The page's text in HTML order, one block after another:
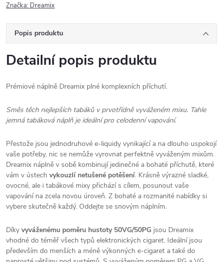
Značka: Dreamix
Popis produktu
Detailní popis produktu
Prémiové náplně Dreamix plné komplexních příchutí.
Směs těch nejlepších tabáků v prvotřídně vyváženém mixu. Tahle
jemná tabáková náplň je ideální pro celodenní vapování.
Přestože jsou jednodruhové e-liquidy vynikající a na dlouho uspokojí
vaše potřeby, nic se nemůže vyrovnat perfektně vyváženým mixům.
Dreamix náplně v sobě kombinují jedinečné a bohaté příchutě, které
vám v ústech vykouzlí netušené potěšení. Krásně výrazné sladké,
ovocné, ale i tabákové mixy přichází s cílem, posunout vaše
vapování na zcela novou úroveň. Z bohaté a rozmanité nabídky si
vybere skutečně každý. Oddejte se snovým náplním.
Díky vyváženému poměru hustoty 50VG/50PG jsou Dreamix
vhodné do téměř všech typů elektronických cigaret. Ideální jsou
především do menších a méně výkonných e-cigaret a také do